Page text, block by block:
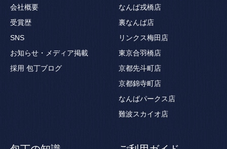
会社概要
受賞歴
SNS
お知らせ・メディア掲載
採用 包丁ブログ
なんば戎橋店
裏なんば店
リンクス梅田店
東京合羽橋店
京都先斗町店
京都錦寺町店
なんばパークス店
難波スカイオ店